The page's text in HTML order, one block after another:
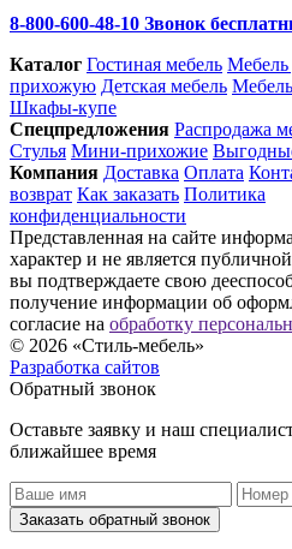
8-800-600-48-10 Звонок
Каталог Гостиная мебель Мебель
прихожую Детская мебель
Шкафы-купе
Спец­предложения Распродажа
Стулья Мини-прихожие
Компания Доставка Оплата
возврат Как заказать Политика
конфиденциальности
Представленная на сайте
характер и не является
вы подтверждаете свою
получение информации об
согласие на обработку
© 2026 «Стиль-мебель»
Разработка сайтов
Обратный звонок
Оставьте заявку и наш
ближайшее время
Заказать обратный звонок